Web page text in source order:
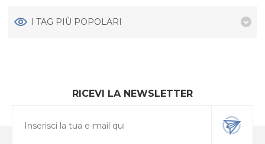
I TAG PIÙ POPOLARI
RICEVI LA NEWSLETTER